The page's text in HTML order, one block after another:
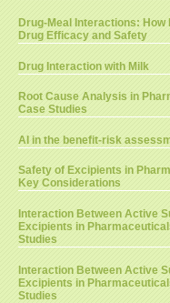
Drug-Meal Interactions: How
Drug Efficacy and Safety
Drug Interaction with Milk
Root Cause Analysis in
Case Studies
AI in the benefit-risk
Safety of Excipients in
Key Considerations
Interaction Between Active
Excipients in
Studies
Interaction Between Active
Excipients in
Studies